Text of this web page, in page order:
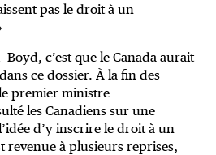
pas le droit à un
Boyd, c’est que le Canada aurait
ce dossier. À la fin des
premier ministre
les Canadiens sur une
d’y inscrire le droit à un
revenue à plusieurs reprises,